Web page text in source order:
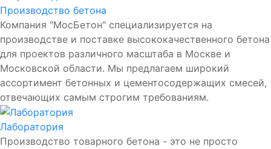
Производство бетона
Компания "МосБетон" специализируется на
производстве и поставке высококачественного бетона
для проектов различного масштаба в Москве и
Московской области. Мы предлагаем широкий
ассортимент бетонных и цементосодержащих смесей,
отвечающих самым строгим требованиям.
Лаборатория
Производство товарного бетона - это не просто